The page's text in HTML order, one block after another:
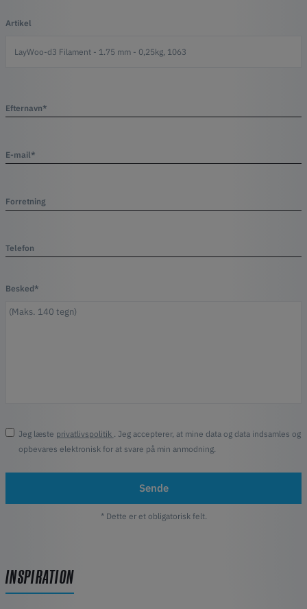
Artikel
Efternavn*
E-mail*
Forretning
Telefon
Besked*
Jeg læste privatlivspolitik
. Jeg accepterer, at mine data og data indsamles og
opbevares elektronisk for at svare på min anmodning.
Sende
* Dette er et obligatorisk felt.
INSPIRATION